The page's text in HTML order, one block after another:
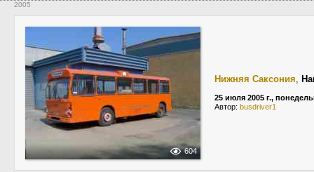
2005
604
Нижняя Саксония,
25 июля 2005 г.,
Автор: busdriver1